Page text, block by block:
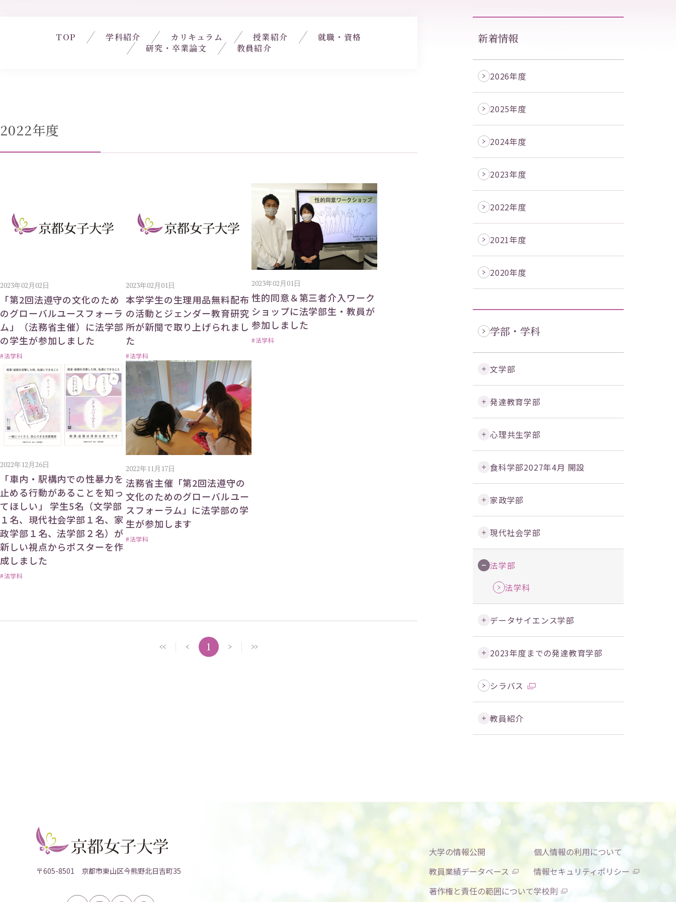
新着情報
2026年度
2025年度
2024年度
2023年度
2022年度
2021年度
2020年度
学部・学科
文学部
発達教育学部
心理共生学部
食科学部2027年4月 開設
家政学部
現代社会学部
法学部
法学科
データサイエンス学部
2023年度までの発達教育学部
シラバス
教員紹介
TOP 学科紹介 カリキュラム 授業紹介
就職・資格
研究・卒業論文
教員紹介
2022年度
2023年02月02日
「第2回法遵守の文化のため
のグローバルユースフォーラ
ム」（法務省主催）に法学部
の学生が参加しました
#法学科
2023年02月01日
本学学生の生理用品無料配布
の活動とジェンダー教育研究
所が新聞で取り上げられまし
た
#法学科
2023年02月01日
性的同意＆第三者介入ワーク
ショップに法学部生・教員が
参加しました
#法学科
2022年12月26日
「車内・駅構内での性暴力を
止める行動があることを知っ
てほしい」 学生5名（文学部
１名、現代社会学部１名、家
政学部１名、法学部２名）が
新しい視点からポスターを作
成しました
#法学科
2022年11月17日
法務省主催「第2回法遵守の
文化のためのグローバルユー
スフォーラム」に法学部の学
生が参加します
#法学科
1
〒605-8501 京都市東山区今熊野北日吉町35
大学の情報公開
教員業績データベース
著作権と責任の範囲について
個人情報の利用について
情報セキュリティポリシー
学校則